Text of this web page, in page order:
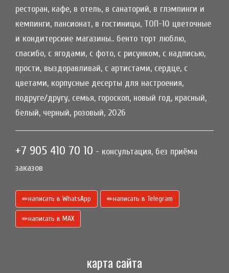
ресторан, кафе, в отель, в санаторий, в глэмпинги и
кемпинги, пансионат, в гостиницы, ТОП-10 цветочные
и кондитерские магазины.. бенто торт люблю,
спасибо, с ягодами, с фото, с рисунком, с надписью,
прости, выздоравливай, с артистами, сердце, с
цветами, корпусные десерты для настроения,
подруге/другу, семья, гороскоп, новый год, красный,
белый, черный, розовый, 2026
+7 905 410 70 10 - консультация, без приёма
заказов
написать в WhatsApp написать в Telegram
написать в МАХ
карта сайта